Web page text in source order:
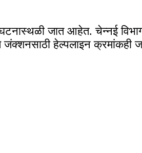
जात आहेत. चेन्नई
जंक्शनसाठी हेल्पलाइन